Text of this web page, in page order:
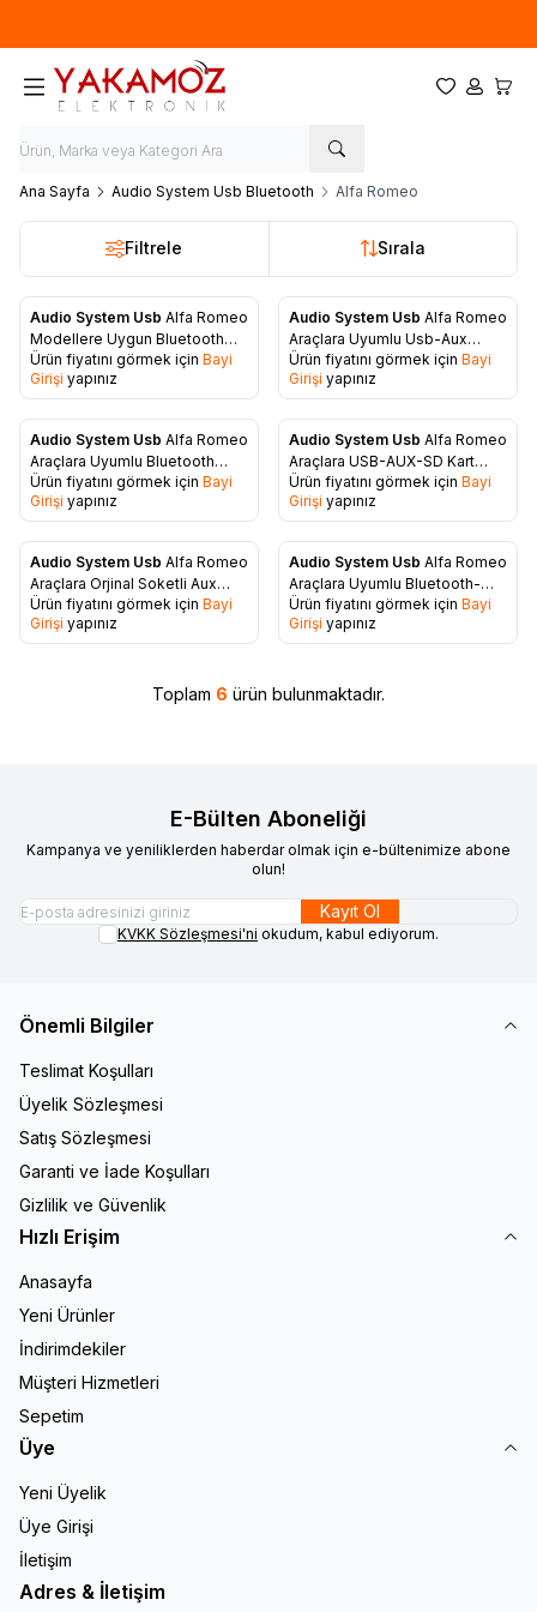
Favorilerim
Hesabım
Ana Sayfa Audio System Usb Bluetooth Alfa Romeo
Filtrele Sırala
Favorilere Ekle
Audio System Usb Alfa Romeo
Modellere Uygun Bluetooth
Aparatı
Ürün fiyatını görmek için Bayi
Girişi yapınız
Favorilere Ekle
Audio System Usb Alfa Romeo
Araçlara Uyumlu Usb-Aux
Aparatı
Ürün fiyatını görmek için Bayi
Girişi yapınız
Favorilere Ekle
Audio System Usb Alfa Romeo
Araçlara Uyumlu Bluetooth
Aparatı
Ürün fiyatını görmek için Bayi
Girişi yapınız
Favorilere Ekle
Audio System Usb Alfa Romeo
Araçlara USB-AUX-SD Kart
Aparatı
Ürün fiyatını görmek için Bayi
Girişi yapınız
Favorilere Ekle
Audio System Usb Alfa Romeo
Araçlara Orjinal Soketli Aux
Kablosu
Ürün fiyatını görmek için Bayi
Girişi yapınız
Favorilere Ekle
Audio System Usb Alfa Romeo
Araçlara Uyumlu Bluetooth-
Usb-Aux-SD Kart Aparatı
Ürün fiyatını görmek için Bayi
Girişi yapınız
Toplam 6 ürün bulunmaktadır.
E-Bülten Aboneliği
Kampanya ve yeniliklerden haberdar olmak için e-bültenimize abone
olun!
Kayıt Ol
KVKK Sözleşmesi'ni okudum, kabul ediyorum.
Önemli Bilgiler
Teslimat Koşulları
Üyelik Sözleşmesi
Satış Sözleşmesi
Garanti ve İade Koşulları
Gizlilik ve Güvenlik
Hızlı Erişim
Anasayfa
Yeni Ürünler
İndirimdekiler
Müşteri Hizmetleri
Sepetim
Üye
Yeni Üyelik
Üye Girişi
İletişim
Adres & İletişim